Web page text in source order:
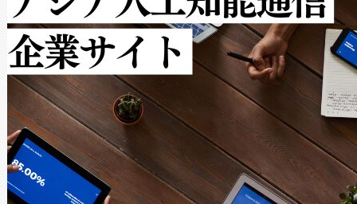
ルの変電所周囲を監視でき、
作業と点群処理を簡素化でき
Avia 2は、2種類のFOVオプシ
× 80°のノーマルモード、長
ードを切り替えて使用するこ
ることなく、単一のデバイス